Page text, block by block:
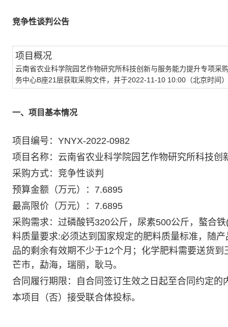
竞争性谈判公告
项目概况
云南省农业科学院园艺作物研究所科技创新与服务能力提升专项
务中心B座21层获取采购文件，并于2022-11-10 10:00（北京时间
一、项目基本情况
项目编号：YNYX-2022-0982
项目名称：云南省农业科学院园艺作物研究所科技
采购方式：竞争性谈判
预算金额（万元）：7.6895
最高限价（万元）：7.6895
采购需求：过磷酸钙320公斤，尿素500公斤，螯合
料质量要求:必须达到国家规定的肥料质量标准，随
品的剩余有效期不少于12个月；化学肥料需要送货
芒市，勐海，瑞丽，耿马。
合同履行期限：自合同签订生效之日起至合同约定的
本项目（否）接受联合体投标。